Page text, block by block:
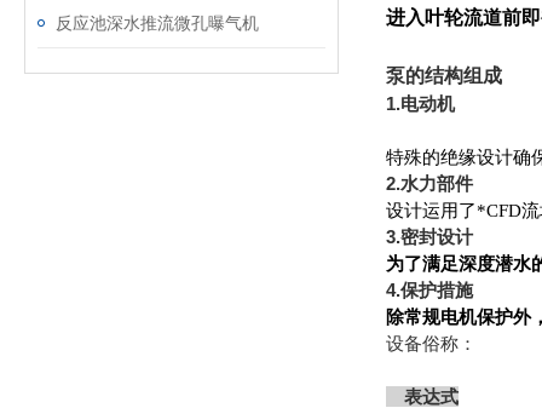
反应池深水推流微孔曝气机
进入叶轮流道前
泵的结构组成
1.电动机
特殊的绝缘设计确
2.水力部件
设计运用了*CFD
3.密封设计
为了满足深度潜水
4.保护措施
除常规电机保护外
设备俗称：
表达式